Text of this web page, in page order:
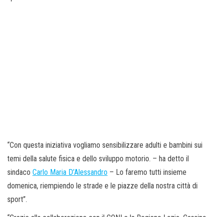
“Con questa iniziativa vogliamo sensibilizzare adulti e bambini sui
temi della salute fisica e dello sviluppo motorio. – ha detto il
sindaco Carlo Maria D’Alessandro – Lo faremo tutti insieme
domenica, riempiendo le strade e le piazze della nostra città di
sport”.